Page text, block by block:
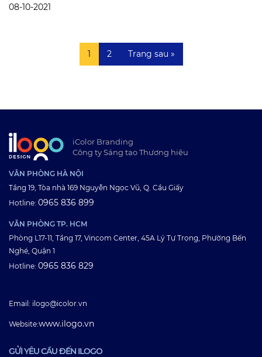
08-10-2021
1 2 Trang sau »
iColor Branding
Công ty Sáng tạo Thương hiệu
VĂN PHÒNG HÀ NỘI
Tầng 19, Tòa nhà 169 Nguyễn Ngọc Vũ, Q. Cầu Giấy
Hotline: 0965 836 899
VĂN PHÒNG TP. HCM
Phòng L17-11, Tầng 17, Vincom Center, 45A Lý Tự Trọng, Phường Bến
Nghé, Quận 1
Hotline: 0965 836 829
Email: ilogo@icolor.vn
Website:www.ilogo.vn
GỬI YÊU CẦU ĐẾN ILOGO